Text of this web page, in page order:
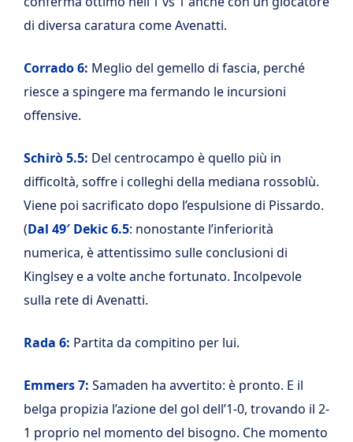
di diversa caratura come Avenatti.
Corrado 6: Meglio del gemello di fascia, perché
riesce a spingere ma fermando le incursioni
offensive.
Schirò 5.5: Del centrocampo è quello più in
difficoltà, soffre i colleghi della mediana rossoblù.
Viene poi sacrificato dopo l’espulsione di Pissardo.
(Dal 49′ Dekic 6.5: nonostante l’inferiorità
numerica, è attentissimo sulle conclusioni di
Kinglsey e a volte anche fortunato. Incolpevole
sulla rete di Avenatti.
Rada 6: Partita da compitino per lui.
Emmers 7: Samaden ha avvertito: è pronto. E il
belga propizia l’azione del gol dell’1-0, trovando il 2-
1 proprio nel momento del bisogno. Che momento